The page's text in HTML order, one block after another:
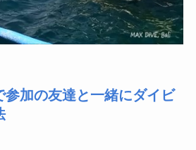
参加の友達と一緒にダイビ